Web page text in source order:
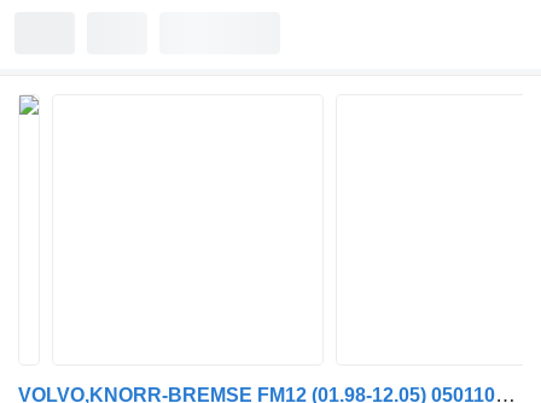
VOLVO,KNORR-BREMSE FM12 (01.98-12.05) 0501100019 glavni kocioni ventil za Volvo FM7-FM12, FM, FMX (1998-2014) tegljača